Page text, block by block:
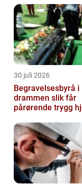
ikke
30 juli 2026
Begravelsesbyrå i
drammen slik får
pårørende trygg